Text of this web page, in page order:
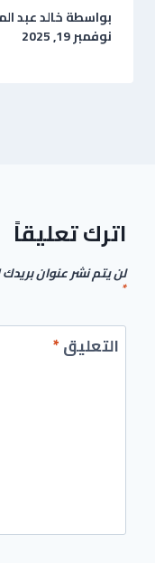
بواسطةخالد عبد
نوفمبر 19, 2025
اترك تعليقاً
لن يتم نشر عنوان بريدك
*
التعليق*